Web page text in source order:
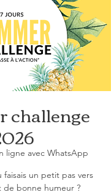
challenge
ligne avec WhatsApp
un petit pas vers
de bonne humeur ?